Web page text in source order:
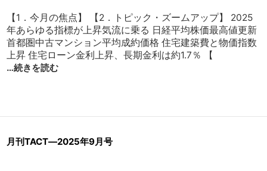
【1．今月の焦点】 【2．トピック・ズームアップ】 2025
年あらゆる指標が上昇気流に乗る 日経平均株価最高値更新
首都圏中古マンション平均成約価格 住宅建築費と物価指数
上昇 住宅ローン金利上昇、長期金利は約1.7％ 【
…続きを読む
月刊TACT―2025年9月号